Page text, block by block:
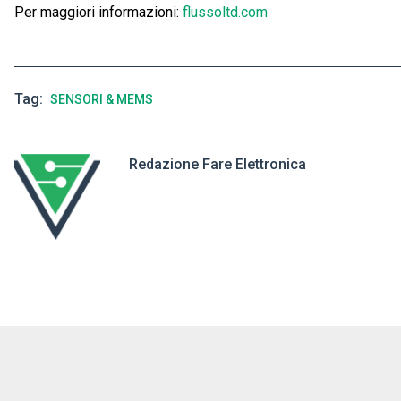
Per maggiori informazioni: flussoltd.com
Tag SENSORI & MEMS
Redazione Fare Elettronica